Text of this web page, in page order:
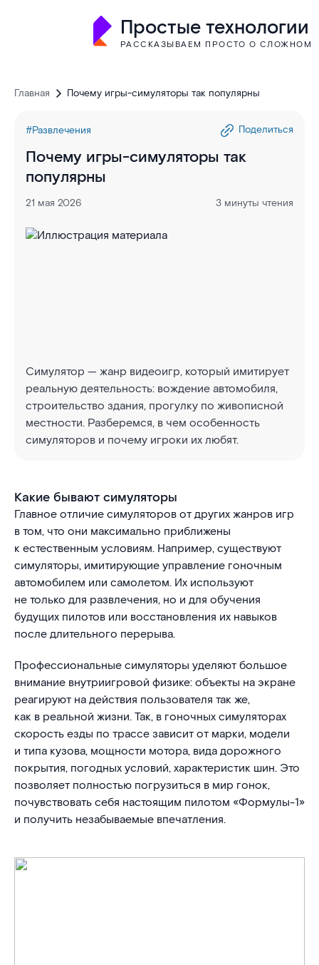
Простые технологии
РАССКАЗЫВАЕМ ПРОСТО О СЛОЖНОМ
Главная Почему игры-симуляторы так популярны
#Развлечения Поделиться
Почему игры-симуляторы так
популярны
21 мая 2026 3 минуты чтения
Симулятор — жанр видеоигр, который имитирует
реальную деятельность: вождение автомобиля,
строительство здания, прогулку по живописной
местности. Разберемся, в чем особенность
симуляторов и почему игроки их любят.
Какие бывают симуляторы
Главное отличие симуляторов от других жанров игр
в том, что они максимально приближены
к естественным условиям. Например, существуют
симуляторы, имитирующие управление гоночным
автомобилем или самолетом. Их используют
не только для развлечения, но и для обучения
будущих пилотов или восстановления их навыков
после длительного перерыва.
Профессиональные симуляторы уделяют большое
внимание внутриигровой физике: объекты на экране
реагируют на действия пользователя так же,
как в реальной жизни. Так, в гоночных симуляторах
скорость езды по трассе зависит от марки, модели
и типа кузова, мощности мотора, вида дорожного
покрытия, погодных условий, характеристик шин. Это
позволяет полностью погрузиться в мир гонок,
почувствовать себя настоящим пилотом «Формулы-1»
и получить незабываемые впечатления.